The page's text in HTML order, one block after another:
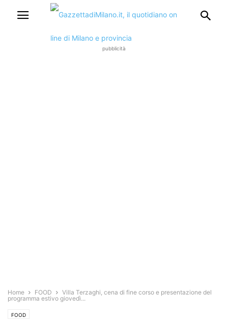
pubblicità
Home FOOD
Villa Terzaghi, cena di fine corso e presentazione del
programma estivo giovedì...
FOOD